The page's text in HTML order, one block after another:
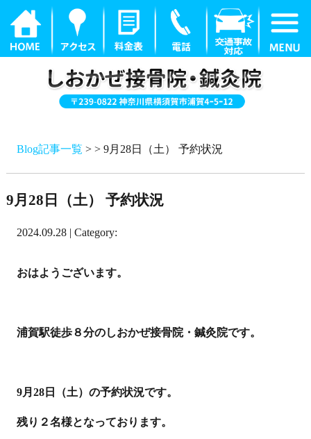
Blog記事一覧 > > 9月28日（土） 予約状況
9月28日（土） 予約状況
2024.09.28 | Category:
おはようございます。
浦賀駅徒歩８分のしおかぜ接骨院・鍼灸院です。
9月28日（土）の予約状況です。
残り２名様となっております。